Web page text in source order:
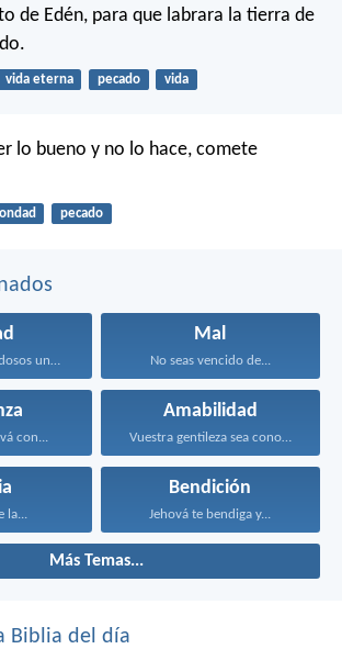
de Edén, para que labrara la tierra de
vida eterna pecado vida
lo bueno y no lo hace, comete
pecado
Antes sed bondadosos unos...
Mal
No seas vencido de...
con...
Amabilidad
Vuestra gentileza sea conocida...
la...
Bendición
Jehová te bendiga y...
Más Temas...
Biblia del día